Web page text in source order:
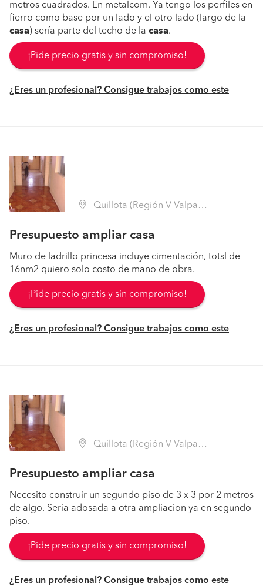
metros cuadrados. En metalcom. Ya tengo los perfiles en
fierro como base por un lado y el otro lado (largo de la
casa) sería parte del techo de la casa.
¡Pide precio gratis y sin compromiso!
¿Eres un profesional? Consigue trabajos como este
Quillota (Región V Valparaíso - Quillota)
Presupuesto ampliar casa
Muro de ladrillo princesa incluye cimentación, totsl de
16nm2 quiero solo costo de mano de obra.
¡Pide precio gratis y sin compromiso!
¿Eres un profesional? Consigue trabajos como este
Quillota (Región V Valparaíso - Quillota)
Presupuesto ampliar casa
Necesito construir un segundo piso de 3 x 3 por 2 metros
de algo. Seria adosada a otra ampliacion ya en segundo
piso.
¡Pide precio gratis y sin compromiso!
¿Eres un profesional? Consigue trabajos como este